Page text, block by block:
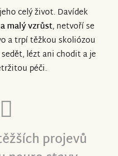
celý život. Davídek
malý vzrůst, netvoří se
a trpí těžkou skoliózou
lézt ani chodit a je
péči.
projevů